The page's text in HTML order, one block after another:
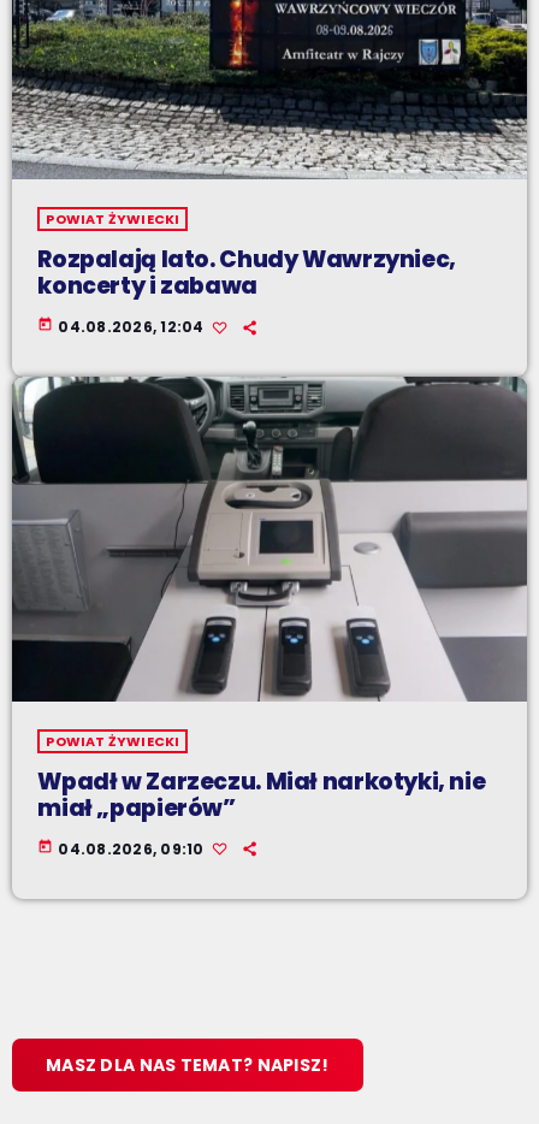
POWIAT ŻYWIECKI
Rozpalają lato. Chudy Wawrzyniec,
koncerty i zabawa
today 04.08.2026, 12:04
POWIAT ŻYWIECKI
Wpadł w Zarzeczu. Miał narkotyki, nie
miał „papierów”
today 04.08.2026, 09:10
MASZ DLA NAS TEMAT? NAPISZ!